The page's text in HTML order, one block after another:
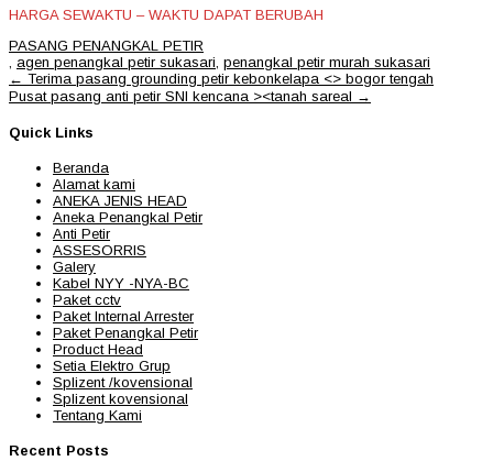
HARGA SEWAKTU – WAKTU DAPAT BERUBAH
PASANG PENANGKAL PETIR
agen penangkal petir sukasari penangkal petir murah sukasari
Post
navigation
← Terima pasang grounding petir kebonkelapa <> bogor tengah
Pusat pasang anti petir SNI kencana ><tanah sareal →
Quick Links
Beranda
Alamat kami
ANEKA JENIS HEAD
Aneka Penangkal Petir
Anti Petir
ASSESORRIS
Galery
Kabel NYY -NYA-BC
Paket cctv
Paket Internal Arrester
Paket Penangkal Petir
Product Head
Setia Elektro Grup
Splizent /kovensional
Splizent kovensional
Tentang Kami
Recent Posts